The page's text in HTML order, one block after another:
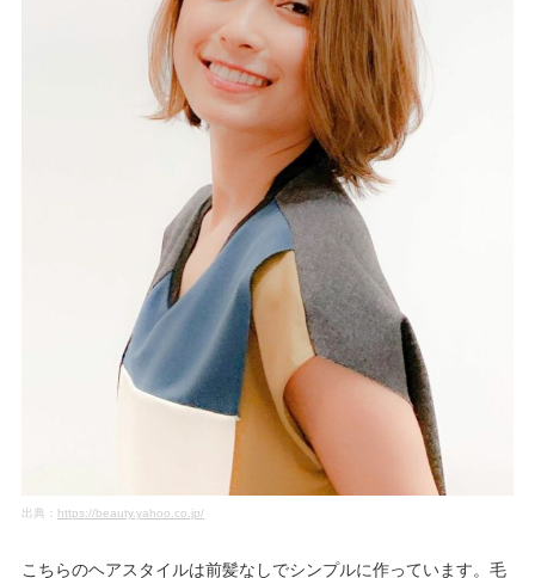
出典： https://beauty.yahoo.co.jp/
こちらのヘアスタイルは前髪なしでシンプルに作っています。毛